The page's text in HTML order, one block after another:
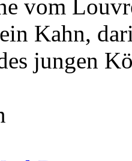
vom
Kahn,
jungen